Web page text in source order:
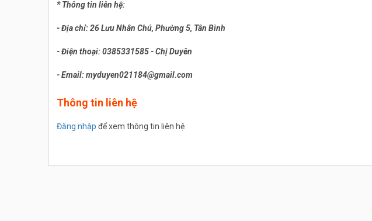
* Thông tin liên hệ:
- Địa chỉ: 26 Lưu Nhân Chú, Phường 5, Tân Bình
- Điện thoại: 0385331585 - Chị Duyên
- Email: myduyen021184@gmail.com
Thông tin liên hệ
Đăng nhập để xem thông tin liên hệ